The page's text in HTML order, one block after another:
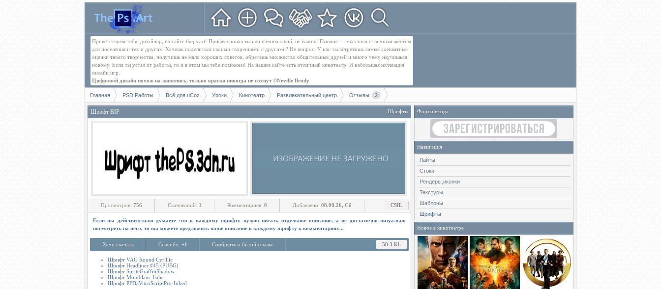
Приветствуем тебя, дизайнер, на сайте theps.art! Профессионал ты или начинающий, не важно. Главное — мы стали отличным местом
для поселения и тех и других. Хочешь поделиться своими творениями с другими? Не вопрос. У нас ты встретишь самые адекватные
оценки твоего творчества, получишь не мало хороших советов, обретешь множество общительных друзей и много чему научишься
новому. Если ты устал от работы, то и в этом мы тебе поможем! На нашем сайте есть отличный кинотеатр. И небольшая коллекция
онлайн игр.
Цифровой дизайн похож на живопись, только краски никогда не сохнут ©Neville Brody
Главная PSD Работы Всё для uCoz Уроки Кинотеатр Развлекательный центр Отзывы 2
Шрифты
Шрифт BIP
Просмотров: 756 Скачиваний: 1 Комментариев: 0 Добавлено: 08.08.26, Сб CSIL
Если вы действительно думаете что к каждому шрифту нужно писать отдельное описание, а не достаточно визуально
посмотреть на него, то вы можете предложить ваше описание к каждому шрифту к комментариях...
Хочу скачать Спасибо: +1 Сообщить о битой ссылке 50.3 Kb
Шрифт VAG Round Cyrillic
Шрифт Headliner #45 (PUBG)
Шрифт SpriteGraffitiShadow
Шрифт Montblanc Italic
Шрифт PFDaVinciScriptPro-Inked
Форма входа
Навигация
Лайты
Стоки
Рендеры,иконки
Текстуры
Шаблоны
Шрифты
Новое в кинотеатре